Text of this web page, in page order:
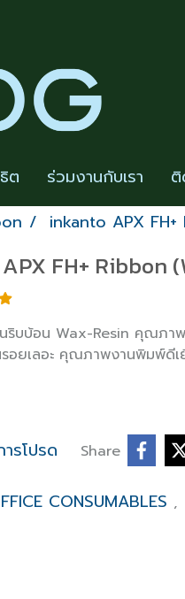
ต ร่วมงานกับเรา ติ
inkanto APX
FH+ Ribbon
นริบบ้อน Wax-Resin คุณภ
รอยเลอะ คุณภาพงานพิมพ์ดี
รโปรด Share
CONSUMABLES ,